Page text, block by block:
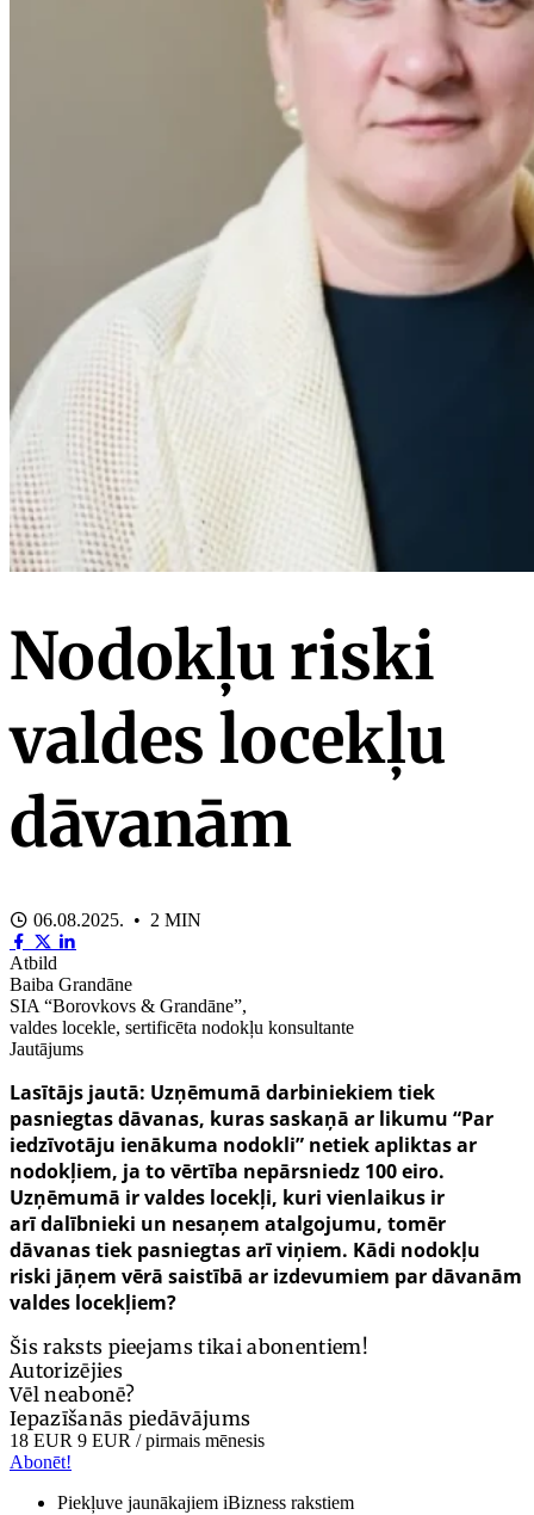
Nodokļu riski
valdes locekļu
dāvanām
06.08.2025. • 2 MIN
Atbild
Baiba Grandāne
SIA “Borovkovs & Grandāne”,
valdes locekle, sertificēta nodokļu konsultante
Jautājums
Lasītājs jautā: Uzņēmumā darbiniekiem tiek
pasniegtas dāvanas, kurassaskaņā ar likumu “Par
iedzīvotāju ienākuma nodokli” netiek aplik­tasar
nodokļiem, ja to vērtība nepārsniedz 100 eiro.
Uzņēmumā ir valdes locekļi, kuri vienlaikus ir
arīdalībnieki un nesaņem atalgojumu, tomēr
dāvanastiek pasniegtas arīviņiem. Kādi nodokļu
riski jāņem vērā saistībā ar izdevumiem par dāvanām
valdes locekļiem?
Šis raksts pieejams tikai abonentiem!
Autorizējies
Vēl neabonē?
Iepazīšanās piedāvājums
18 EUR 9 EUR / pirmais mēnesis
Abonēt!
Piekļuve jaunākajiem iBizness rakstiem